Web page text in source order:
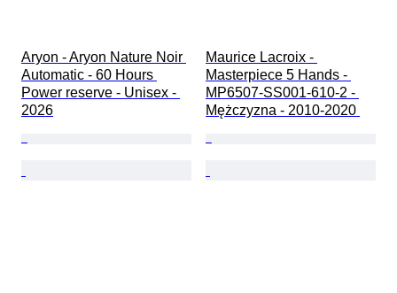
Aryon - Aryon Nature Noir
Automatic - 60 Hours
Power reserve - Unisex -
2026
Maurice Lacroix -
Masterpiece 5 Hands -
MP6507-SS001-610-2 -
Mężczyzna - 2010-2020